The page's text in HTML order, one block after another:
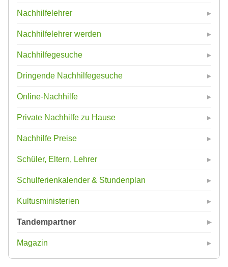
Nachhilfelehrer
Nachhilfelehrer werden
Nachhilfegesuche
Dringende Nachhilfegesuche
Online-Nachhilfe
Private Nachhilfe zu Hause
Nachhilfe Preise
Schüler, Eltern, Lehrer
Schulferienkalender & Stundenplan
Kultusministerien
Tandempartner
Magazin